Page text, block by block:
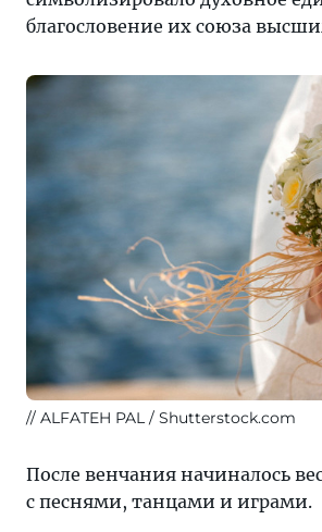
благословение их союза
ALFATEH PAL / Shutterstock.com
После венчания начиналось
с песнями, танцами и играми.